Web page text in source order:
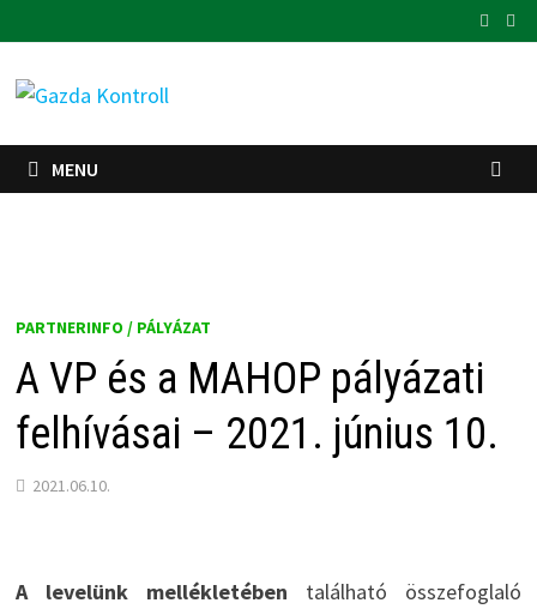
to
content
MENU
PARTNERINFO / PÁLYÁZAT
A VP és a MAHOP pályázati
felhívásai – 2021. június 10.
2021.06.10.
A levelünk mellékletében található összefoglaló